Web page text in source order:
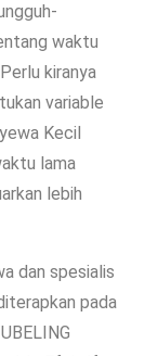
waktu
kiranya
variable
Kecil
lama
lebih
dan spesialis
pada